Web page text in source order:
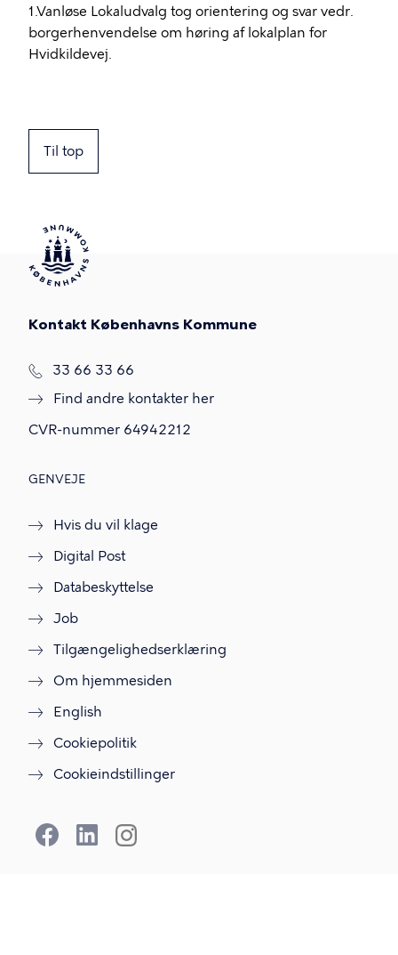
1.Vanløse Lokaludvalg tog orientering og svar vedr.
borgerhenvendelse om høring af lokalplan for
Hvidkildevej.
Til top
Kontakt Københavns Kommune
T
f
33 66 33 66
Find andre kontakter her
CVR-nummer 64942212
GENVEJE
Hvis du vil klage
Digital Post
Databeskyttelse
Job
Tilgængelighedserklæring
Om hjemmesiden
English
Cookiepolitik
Cookieindstillinger